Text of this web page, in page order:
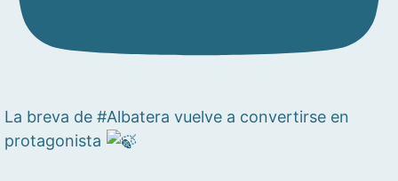
La breva de #Albatera vuelve a convertirse en
protagonista